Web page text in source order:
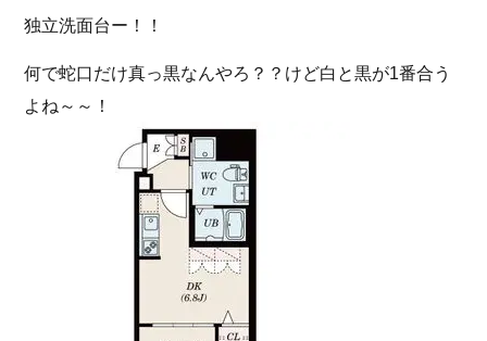
独立洗面台ー！！
何で蛇口だけ真っ黒なんやろ？？けど白と黒が1番合う
よね～～！